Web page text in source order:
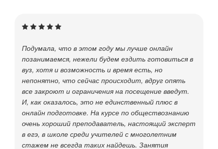
Подумала, что в этом году мы лучше онлайн
позанимаемся, нежели будем ездить готовиться в
вуз, хотя и возможность и время есть, но
непонятно, что сейчас происходит, вдруг опять
все закроют и ограничения на посещение введут.
И, как оказалось, это не единственный плюс в
онлайн подготовке. На курсе по обществознанию
очень хороший преподаватель, настоящий эксперт
в егэ, в школе среди учителей с многолетним
стажем не всегда таких найдешь. Занятия